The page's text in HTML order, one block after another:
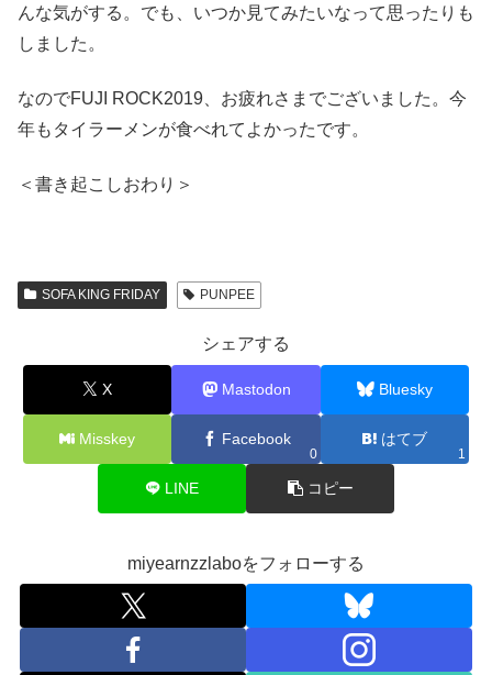
んな気がする。でも、いつか見てみたいなって思ったりも
しました。
なのでFUJI ROCK2019、お疲れさまでございました。今
年もタイラーメンが食べれてよかったです。
＜書き起こしおわり＞
SOFA KING FRIDAY PUNPEE
シェアする
X Mastodon Bluesky
Misskey Facebook
0
はてブ
1
LINE コピー
miyearnzzlaboをフォローする